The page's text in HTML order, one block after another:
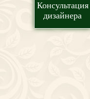
Консультация
дизайнера